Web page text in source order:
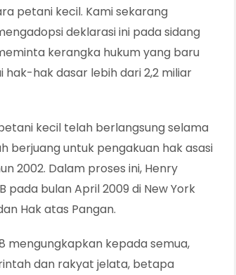
petani kecil. Kami sekarang
deklarasi ini pada sidang
kerangka hukum yang baru
hak dasar lebih dari 2,2 miliar
kecil telah berlangsung selama
berjuang untuk pengakuan hak asasi
2002. Dalam proses ini, Henry
pada bulan April 2009 di New York
Hak atas Pangan.
mengungkapkan kepada semua,
dan rakyat jelata, betapa